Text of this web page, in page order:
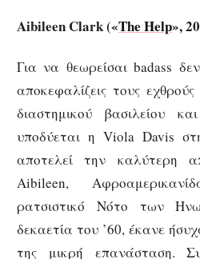
Aibileen Clark («The Help»,
Για να θεωρείσαι badass
αποκεφαλίζεις τους
διαστημικού βασιλείου
υποδύεται η Viola Davis
αποτελεί την καλύτερη
Aibileen,
ρατσιστικό Νότο των
δεκαετία του ’60, έκανε
της μικρή επανάσταση.